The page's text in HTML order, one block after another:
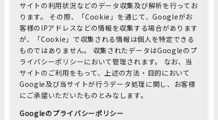
サイトの利用状況などのデータ収集及び解析を行ってお
ります。 その際、「Cookie」を通じて、Googleがお
客様のIPアドレスなどの情報を収集する場合があります
が、「Cookie」で収集される情報は個人を特定できる
ものではありません。 収集されたデータはGoogleのプ
ライバシーポリシーにおいて管理されます。 なお、当
サイトのご利用をもって、上述の方法・目的において
Google及び当サイトが行うデータ処理に関し、お客様
にご承諾いただいたものとみなします。
Googleのプライバシーポリシー